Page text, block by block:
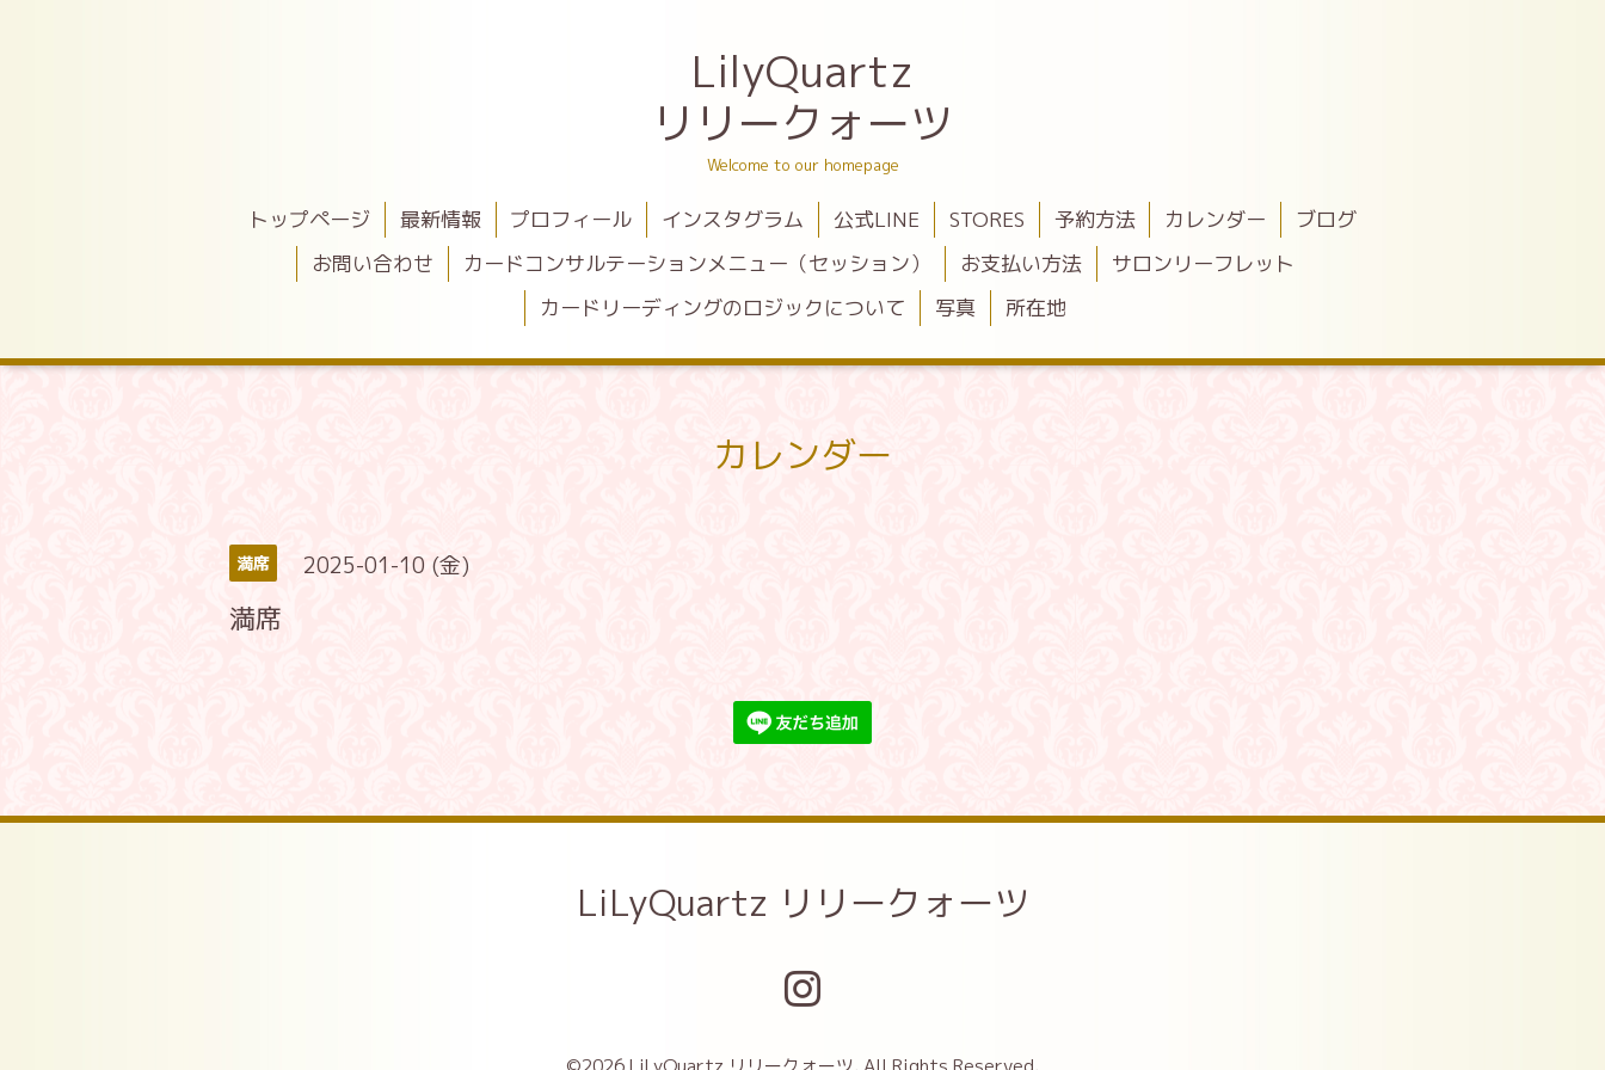
LilyQuartz
リリークォーツ
Welcome to our homepage
トップページ 最新情報 プロフィール インスタグラム 公式LINE STORES 予約方法 カレンダー
ブログ
お問い合わせ
カードコンサルテーションメニュー（セッション） お支払い方法
サロンリーフレット
カードリーディングのロジックについて
写真 所在地
カレンダー
満席 2025-01-10 (金)
満席
LiLyQuartz リリークォーツ